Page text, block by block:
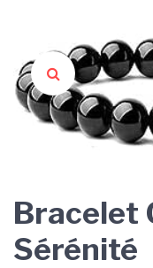
Bracelet
Sérénité